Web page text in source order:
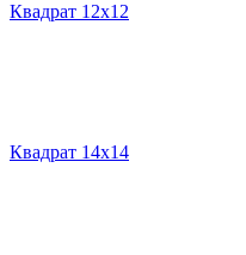
Квадрат 12х12
Квадрат 14х14